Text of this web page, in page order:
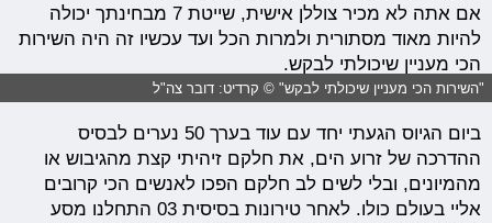
אם אתה לא מכיר צוללן אישית, שייטת 7 מבחינתך יכולה
להיות מאוד מסתורית ולמרות הכל ועד עכשיו זה היה השירות
הכי מעניין שיכולתי לבקש.
"השירות הכי מעניין שיכולתי לבקש" © קרדיט: דובר צה"ל
ביום הגיוס הגעתי יחד עם עוד בערך 50 נערים לבסיס
ההדרכה של זרוע הים, את חלקם זיהיתי קצת מהגיבוש או
מהמיונים, ובלי לשים לב חלקם הפכו לאנשים הכי קרובים
אליי בעולם כולו. לאחר טירונות בסיסית 03 התחלנו מסע